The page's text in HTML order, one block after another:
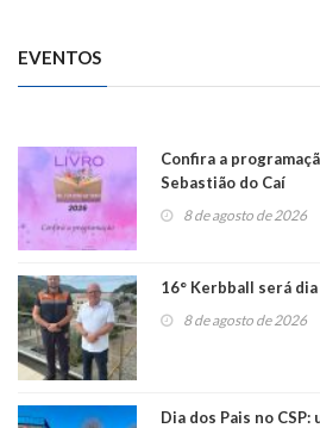
EVENTOS
Confira a
Sebastião do Caí
8 de agosto de 2026
16° Kerbball será
8 de agosto de 2026
Dia dos Pais no